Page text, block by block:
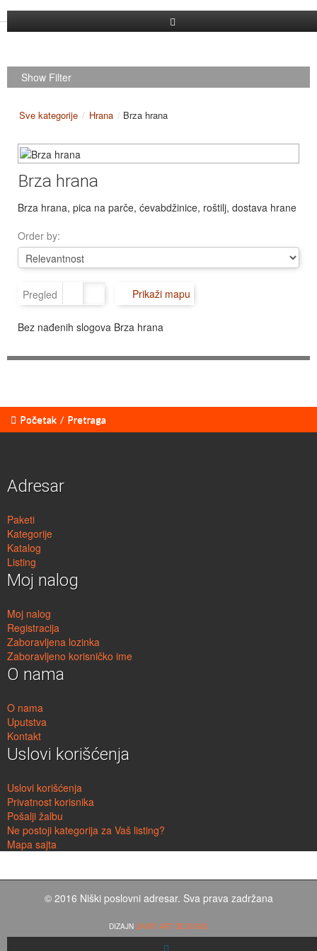
Show Filter
Sve kategorije / Hrana / Brza hrana
Brza hrana
Brza hrana, pica na parče, ćevabdžinice, roštilj, dostava hrane
Order by:
Pregled Prikaži mapu
Bez nađenih slogova Brza hrana
Početak / Pretraga
Adresar
Paketi
Kategorije
Katalog
Listing
Moj nalog
Moj nalog
Registracija
Zaboravljena lozinka
Zaboravljeno korisničko ime
O nama
O nama
Uputstva
Kontakt
Uslovi korišćenja
Uslovi korišćenja
Privatnost korisnika
Pošalji žalbu
Ne postoji kategorija za Vaš listing?
Mapa sajta
© 2016 Niški poslovni adresar. Sva prava zadržana
DIZAJN SAINT ART DESIGNS
Pretraga
Registracija
Log in